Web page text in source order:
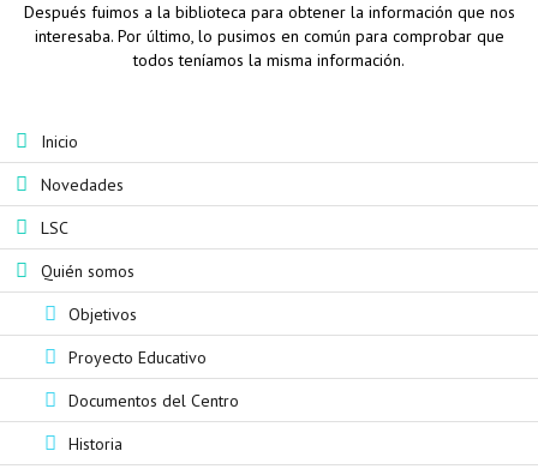
Después fuimos a la biblioteca para obtener la información que nos
interesaba. Por último, lo pusimos en común para comprobar que
todos teníamos la misma información.
Inicio
Novedades
LSC
Quién somos
Objetivos
Proyecto Educativo
Documentos del Centro
Historia